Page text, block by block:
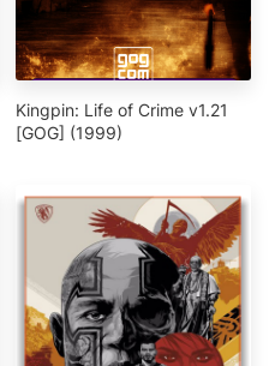
Kingpin: Life of Crime v1.21
[GOG] (1999)